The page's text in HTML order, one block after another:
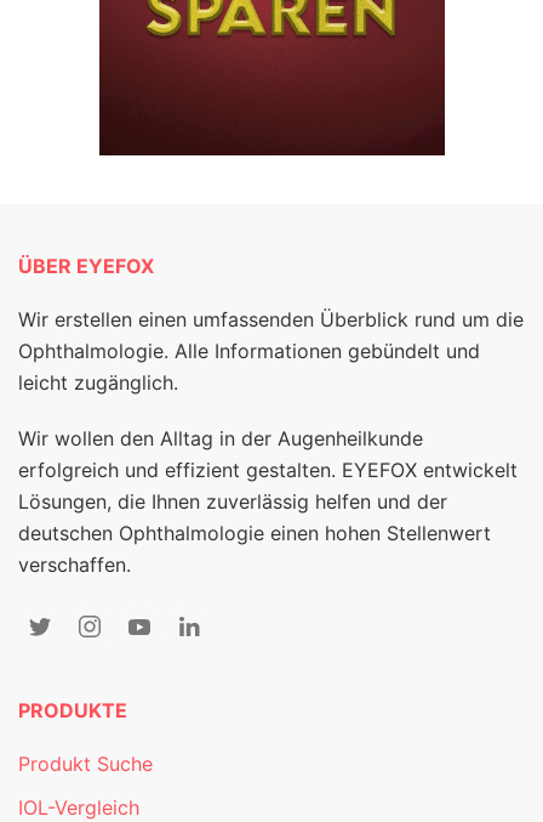
ÜBER EYEFOX
Wir erstellen einen umfassenden Überblick rund um die
Ophthalmologie. Alle Informationen gebündelt und
leicht zugänglich.
Wir wollen den Alltag in der Augenheilkunde
erfolgreich und effizient gestalten. EYEFOX entwickelt
Lösungen, die Ihnen zuverlässig helfen und der
deutschen Ophthalmologie einen hohen Stellenwert
verschaffen.
PRODUKTE
Produkt Suche
IOL-Vergleich